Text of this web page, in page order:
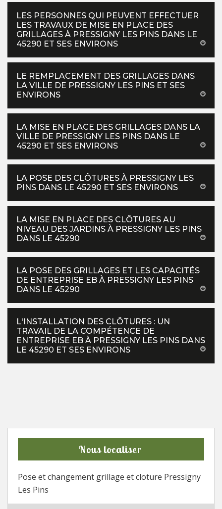
LES PERSONNES QUI PEUVENT EFFECTUER
LES TRAVAUX DE MISE EN PLACE DES
GRILLAGES À PRESSIGNY LES PINS DANS LE
45290 ET SES ENVIRONS
LE REMPLACEMENT DES GRILLAGES DANS
LA VILLE DE PRESSIGNY LES PINS ET SES
ENVIRONS
LA MISE EN PLACE DES GRILLAGES DANS LA
VILLE DE PRESSIGNY LES PINS DANS LE
45290 ET SES ENVIRONS
LA POSE DES CLÔTURES À PRESSIGNY LES
PINS DANS LE 45290 ET SES ENVIRONS
LA MISE EN PLACE DES CLÔTURES AU
NIVEAU DES JARDINS À PRESSIGNY LES PINS
DANS LE 45290
LA POSE DES GRILLAGES ET LES CAPACITÉS
DE ENTREPRISE EB À PRESSIGNY LES PINS
DANS LE 45290
L'INSTALLATION DES CLÔTURES : UN
TRAVAIL DE LA COMPÉTENCE DE
ENTREPRISE EB À PRESSIGNY LES PINS DANS
LE 45290 ET SES ENVIRONS
Nous localiser
Pose et changement grillage et cloture Pressigny
Les Pins